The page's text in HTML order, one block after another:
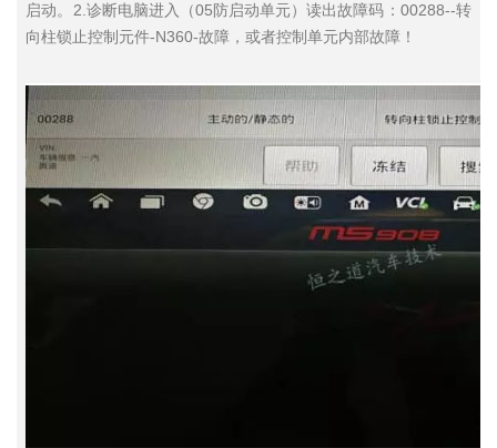
启动。2.诊断电脑进入（05防启动单元）读出故障码：00288--转
向柱锁止控制元件-N360-故障，或者控制单元内部故障！